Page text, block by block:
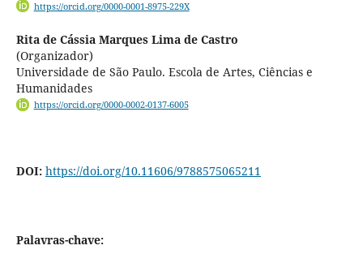
https://orcid.org/0000-0001-8975-229X
Rita de Cássia Marques Lima de Castro
(Organizador)
Universidade de São Paulo. Escola de Artes, Ciências e
Humanidades
https://orcid.org/0000-0002-0137-6005
DOI: https://doi.org/10.11606/9788575065211
Palavras-chave: